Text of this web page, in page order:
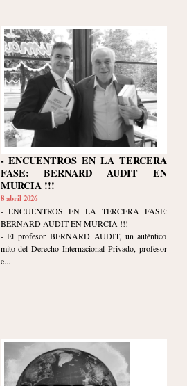
- ENCUENTROS EN LA TERCERA
FASE: BERNARD AUDIT EN
MURCIA !!!
8 abril 2026
- ENCUENTROS EN LA TERCERA FASE:
BERNARD AUDIT EN MURCIA !!!
- El profesor BERNARD AUDIT, un auténtico
mito del Derecho Internacional Privado, profesor
e...